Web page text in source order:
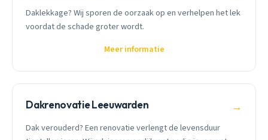
Daklekkage? Wij sporen de oorzaak op en verhelpen het lek
voordat de schade groter wordt.
Meer informatie
Dakrenovatie Leeuwarden →
Dak verouderd? Een renovatie verlengt de levensduur